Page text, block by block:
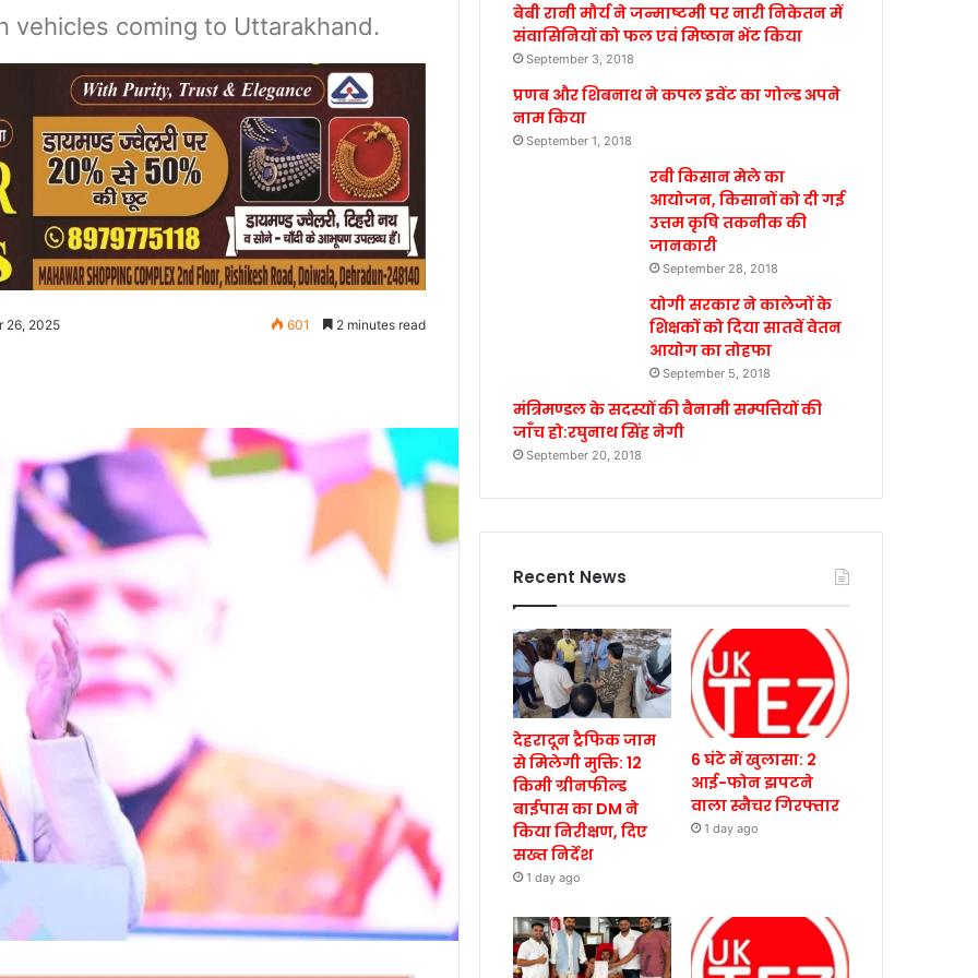
vehicles coming to Uttarakhand.
26, 2025 601 2 minutes read
बेबी रानी मौर्य ने जन्माष्टमी पर नारी निकेतन में
संवासिनियों को फल एवं मिष्ठान भेंट किया
September 3, 2018
प्रणब और शिबनाथ ने कपल इवेंट का गोल्ड अपने
नाम किया
September 1, 2018
रबी किसान मेले का
आयोजन, किसानों को दी गई
उत्तम कृषि तकनीक की
जानकारी
September 28, 2018
योगी सरकार ने कालेजों के
शिक्षकों को दिया सातवें वेतन
आयोग का तोहफा
September 5, 2018
मंत्रिमण्डल के सदस्यों की बैनामी सम्पत्तियों की
जाँच हो:रघुनाथ सिंह नेगी
September 20, 2018
Recent News
देहरादून ट्रैफिक जाम
से मिलेगी मुक्ति: 12
किमी ग्रीनफील्ड
बाईपास का DM ने
किया निरीक्षण, दिए
सख्त निर्देश
1 day ago
6 घंटे में खुलासा: 2
आई-फोन झपटने
वाला स्नैचर गिरफ्तार
1 day ago